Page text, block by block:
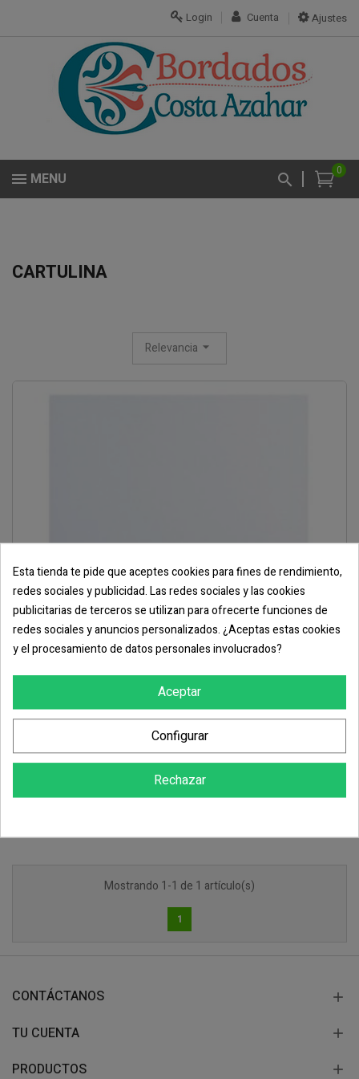
Ajustes
Cuenta
Login
0
MENU
CARTULINA
Relevancia
Cartulina De Plegar...
6,05 €
Mostrando 1-1 de 1 artículo(s)
1
CONTÁCTANOS
TU CUENTA
PRODUCTOS
Esta tienda te pide que aceptes cookies para fines de rendimiento,
redes sociales y publicidad. Las redes sociales y las cookies
publicitarias de terceros se utilizan para ofrecerte funciones de
redes sociales y anuncios personalizados. ¿Aceptas estas cookies
y el procesamiento de datos personales involucrados?
Aceptar
Configurar
Rechazar